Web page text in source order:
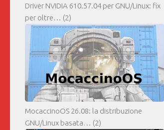
Driver NVIDIA 610.57.04 per GNU/Linux: fix
per oltre… (2)
MocaccinoOS 26.08: la distribuzione
GNU/Linux basata… (2)